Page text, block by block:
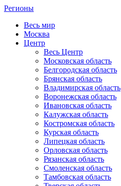
Регионы
Весь мир
Москва
Центр
Весь Центр
Московская область
Белгородская область
Брянская область
Владимирская область
Воронежская область
Ивановская область
Калужская область
Костромская область
Курская область
Липецкая область
Орловская область
Рязанская область
Смоленская область
Тамбовская область